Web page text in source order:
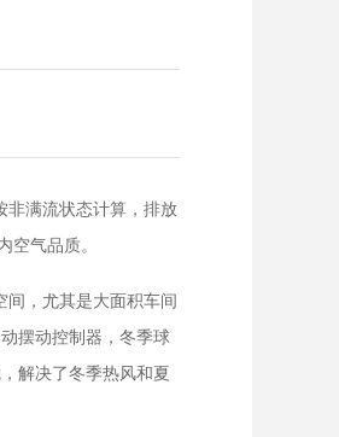
满流状态计算，排放
气品质。
，尤其是大面积车间
摆动控制器，冬季球
解决了冬季热风和夏